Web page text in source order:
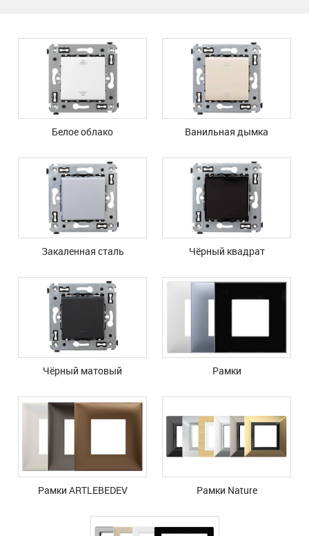
Белое облако Ванильная дымка
Закаленная сталь Чёрный квадрат
Чёрный матовый Рамки
Рамки ARTLEBEDEV Рамки Nature